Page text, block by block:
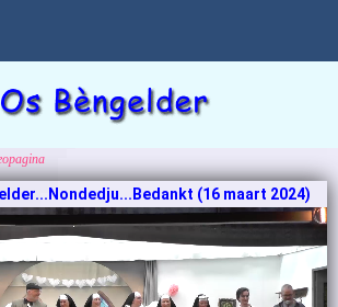
(16 maart 2024)